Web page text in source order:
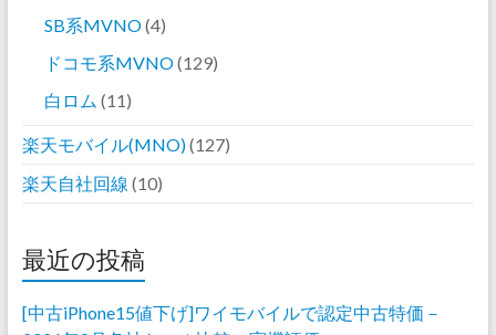
SB系MVNO(4)
ドコモ系MVNO(129)
白ロム (11)
楽天モバイル(MNO)(127)
楽天自社回線 (10)
最近の投稿
[中古iPhone15値下げ]ワイモバイルで認定中古特価－